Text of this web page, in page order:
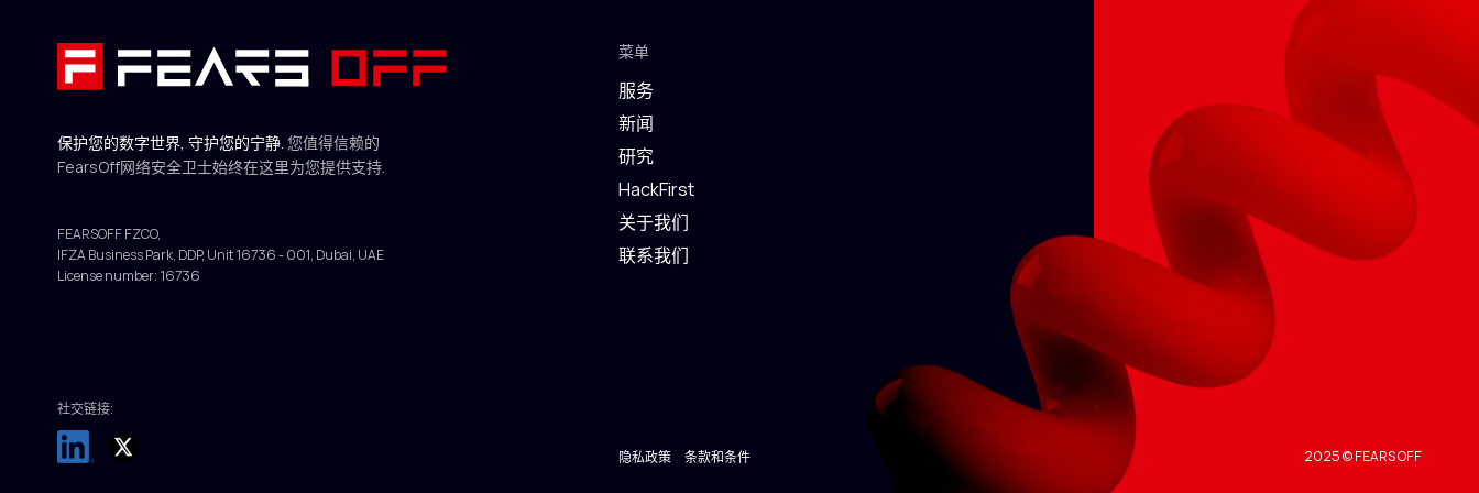
保持联系
info@fearsoff.org
2025 © FEARS OFF
保护您的数字世界, 守护您的宁静. 您值得信赖的
FearsOff网络安全卫士始终在这里为您提供支持.
FEARSOFF FZCO,
IFZA Business Park, DDP, Unit 16736 - 001, Dubai, UAE
License number: 16736
菜单
服务
新闻
研究
HackFirst
关于我们
联系我们
社交链接:
隐私政策 条款和条件 2025 © FEARS OFF